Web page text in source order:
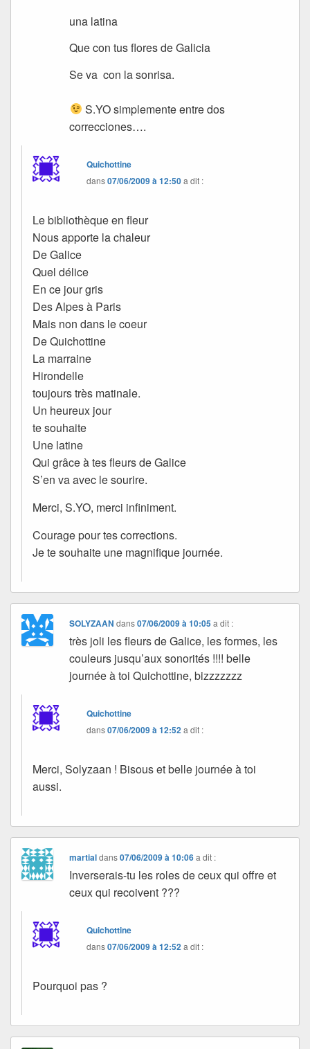
una latina
Que con tus flores de Galicia
Se va con la sonrisa.
S.YO simplemente entre dos
correcciones….
Quichottine
dans07/06/2009 à 12:50a dit :
Le bibliothèque en fleur
Nous apporte la chaleur
De Galice
Quel délice
En ce jour gris
Des Alpes à Paris
Mais non dans le coeur
De Quichottine
La marraine
Hirondelle
toujours très matinale.
Un heureux jour
te souhaite
Une latine
Qui grâce à tes fleurs de Galice
S’en va avec le sourire.
Merci, S.YO, merci infiniment.
Courage pour tes corrections.
Je te souhaite une magnifique journée.
SOLYZAAN dans07/06/2009 à 10:05 a dit :
très joli les fleurs de Galice, les formes, les
couleurs jusqu’aux sonorités !!!! belle
journée à toi Quichottine, bizzzzzzz
Quichottine
dans07/06/2009 à 12:52a dit :
Merci, Solyzaan ! Bisous et belle journée à toi
aussi.
martialdans07/06/2009 à 10:06 a dit :
Inverserais-tu les roles de ceux qui offre et
ceux qui recoivent ???
Quichottine
dans07/06/2009 à 12:52a dit :
Pourquoi pas ?